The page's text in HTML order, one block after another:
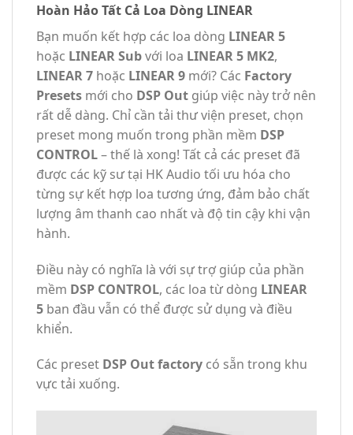
Hoàn Hảo Tất Cả Loa Dòng LINEAR
Bạn muốn kết hợp các loa dòng LINEAR 5
hoặc LINEAR Subvới loa LINEAR 5 MK2,
LINEAR 7 hoặc LINEAR 9 mới? Các Factory
Presets mới cho DSP Out giúp việc này trở nên
rất dễ dàng. Chỉ cần tải thư viện preset, chọn
preset mong muốn trong phần mềm DSP
CONTROL– thế là xong! Tất cả các preset đã
được các kỹ sư tại HK Audio tối ưu hóa cho
từng sự kết hợp loa tương ứng, đảm bảo chất
lượng âm thanh cao nhất và độ tin cậy khi vận
hành.
Điều này có nghĩa là với sự trợ giúp của phần
mềm DSP CONTROL, các loa từ dòng LINEAR
5 ban đầu vẫn có thể được sử dụng và điều
khiển.
Các preset DSP Out factory có sẵn trong khu
vực tải xuống.